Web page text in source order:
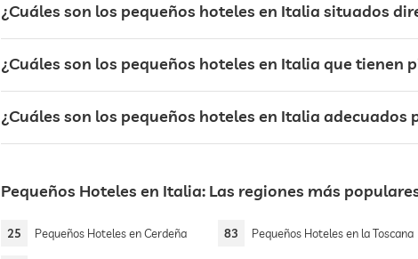
¿Cuáles son los pequeños hoteles en Italia situados
¿Cuáles son los pequeños hoteles en Italia que tienen
¿Cuáles son los pequeños hoteles en Italia adecuados
Pequeños Hoteles en Italia: Las regiones más
25 Pequeños Hoteles en Cerdeña 83 Pequeños Hoteles en la Toscana